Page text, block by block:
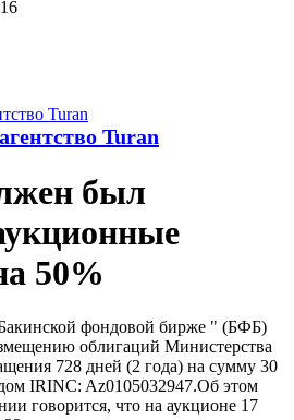
Turan
был
50%
фондовой бирже " (БФБ)
облигаций Министерства
728 дней (2 года) на сумму 30
IRINC: Az0105032947.Об этом
говорится, что на аукционе 17